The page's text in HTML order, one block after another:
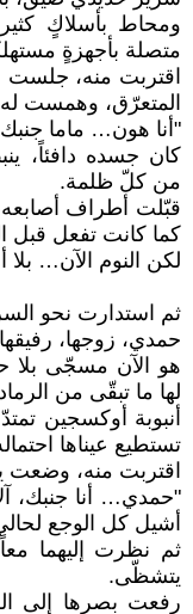
ومحاط بأسلاكٍ
متصلة بأجهزةٍ
اقتربت منه،
المتعرّق، وهمست
"أنا هون… ماما
كان جسده دافئاً،
من كلّ ظلمة.
قبّلت أطراف
كما كانت تفعل قبل
لكن النوم الآن… بلا
ثم استدارت نحو
حمدي، زوجها،
هو الآن مسجّى بلا
لها ما تبقّى من
أنبوبة أوكسجين
تستطيع عيناها
اقتربت منه،
"حمدي… أنا جنبك،
أشيل كل الوجع
ثم نظرت إليهما
يتشظّى.
رفعت بصرها إلى